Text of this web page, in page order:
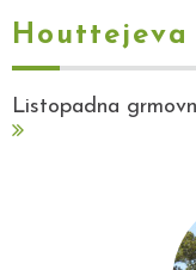
Houttejeva
Listopadna